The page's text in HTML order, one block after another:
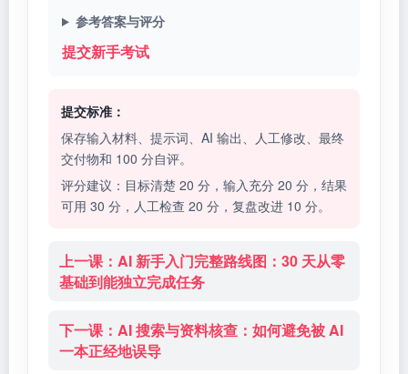
参考答案与评分
提交新手考试
提交标准：
保存输入材料、提示词、AI 输出、人工修改、最终
交付物和 100 分自评。
评分建议：目标清楚 20 分，输入充分 20 分，结果
可用 30 分，人工检查 20 分，复盘改进 10 分。
上一课：AI 新手入门完整路线图：30 天从零
基础到能独立完成任务
下一课：AI 搜索与资料核查：如何避免被 AI
一本正经地误导